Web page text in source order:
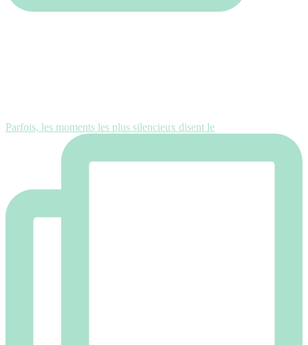
Parfois, les moments les plus silencieux disent le